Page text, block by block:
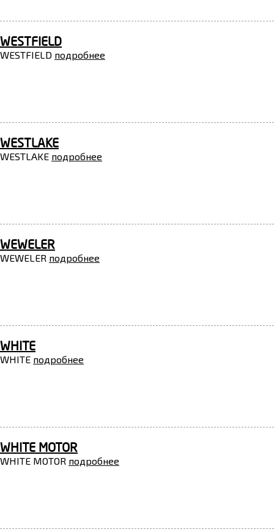
WESTFIELD
WESTFIELD подробнее
WESTLAKE
WESTLAKE подробнее
WEWELER
WEWELER подробнее
WHITE
WHITE подробнее
WHITE MOTOR
WHITE MOTOR подробнее